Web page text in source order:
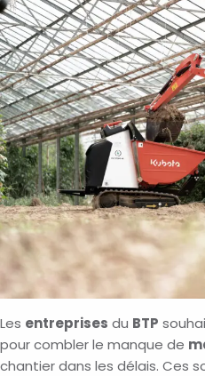
Les entreprises du BTP
pour combler le manque de
chantier dans les délais. Ces